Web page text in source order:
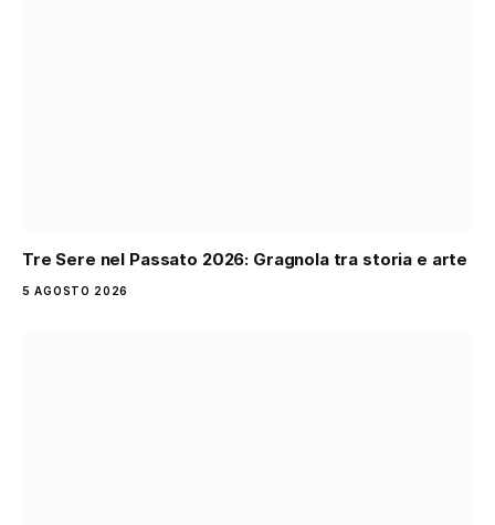
Tre Sere nel Passato 2026: Gragnola tra storia e arte
5 AGOSTO 2026